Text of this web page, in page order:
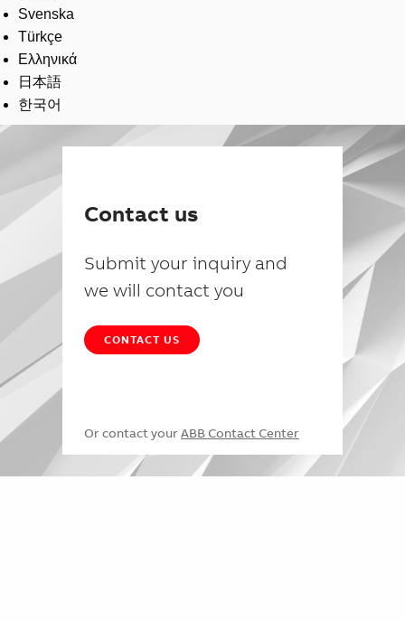
Svenska
Türkçe
Ελληνικά
日本語
한국어
Contact us
Submit your inquiry and
we will contact you
CONTACT US
Or contact your ABB Contact Center